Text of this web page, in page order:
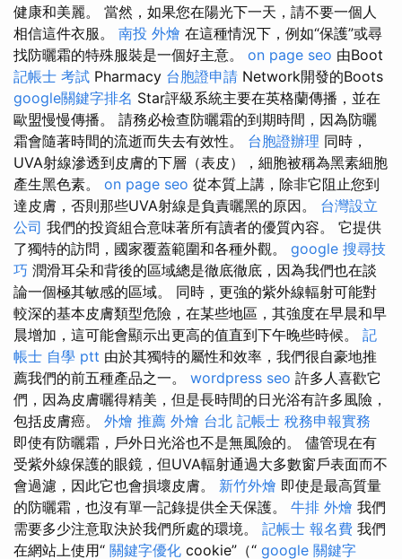
健康和美麗。 當然，如果您在陽光下一天，請不要一個人
相信這件衣服。 南投 外燴 在這種情況下，例如“保護”或尋
找防曬霜的特殊服裝是一個好主意。 on page seo 由Boot
記帳士 考試 Pharmacy 台胞證申請 Network開發的Boots
google關鍵字排名 Star評級系統主要在英格蘭傳播，並在
歐盟慢慢傳播。 請務必檢查防曬霜的到期時間，因為防曬
霜會隨著時間的流逝而失去有效性。 台胞證辦理 同時，
UVA射線滲透到皮膚的下層（表皮），細胞被稱為黑素細胞
產生黑色素。 on page seo 從本質上講，除非它阻止您到
達皮膚，否則那些UVA射線是負責曬黑的原因。 台灣設立
公司 我們的投資組合意味著所有讀者的優質內容。 它提供
了獨特的訪問，國家覆蓋範圍和各種外觀。 google 搜尋技
巧 潤滑耳朵和背後的區域總是徹底徹底，因為我們也在談
論一個極其敏感的區域。 同時，更強的紫外線輻射可能對
較深的基本皮膚類型危險，在某些地區，其強度在早晨和早
晨增加，這可能會顯示出更高的值直到下午晚些時候。 記
帳士 自學 ptt 由於其獨特的屬性和效率，我們很自豪地推
薦我們的前五種產品之一。 wordpress seo 許多人喜歡它
們，因為皮膚曬得精美，但是長時間的日光浴有許多風險，
包括皮膚癌。 外燴 推薦 外燴 台北 記帳士 稅務申報實務
即使有防曬霜，戶外日光浴也不是無風險的。 儘管現在有
受紫外線保護的眼鏡，但UVA輻射通過大多數窗戶表面而不
會過濾，因此它也會損壞皮膚。 新竹外燴 即使是最高質量
的防曬霜，也沒有單一記錄提供全天保護。 牛排 外燴 我們
需要多少注意取決於我們所處的環境。 記帳士 報名費 我們
在網站上使用“ 關鍵字優化 cookie”（“ google 關鍵字